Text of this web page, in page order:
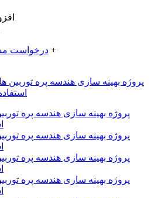
درخواست +
پروژه بهینه سازی هندسه پره توربین